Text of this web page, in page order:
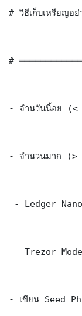
# วิธีเก็บเหรียญอย่
#
- จำนวันนี้อย (<
- จำนวนมาก (>
- Ledger
- Trezor
- เขียน Seed